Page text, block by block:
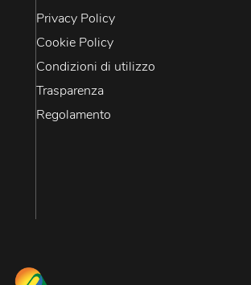
Privacy Policy
Cookie Policy
Condizioni di utilizzo
Trasparenza
Regolamento